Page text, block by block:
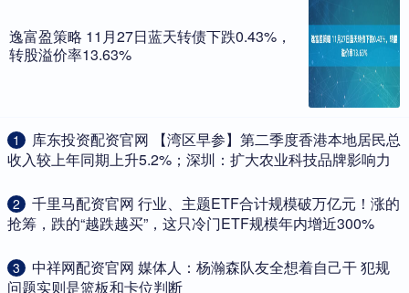
逸富盈策略 11月27日蓝天转债下跌0.43%，
转股溢价率13.63%
1
​库东投资配资官网 【湾区早参】第二季度香港本地居民总
收入较上年同期上升5.2%；深圳：扩大农业科技品牌影响力
2
​千里马配资官网 行业、主题ETF合计规模破万亿元！涨的
抢筹，跌的“越跌越买”，这只冷门ETF规模年内增近300%
3
​中祥网配资官网 媒体人：杨瀚森队友全想着自己干 犯规
问题实则是篮板和卡位判断